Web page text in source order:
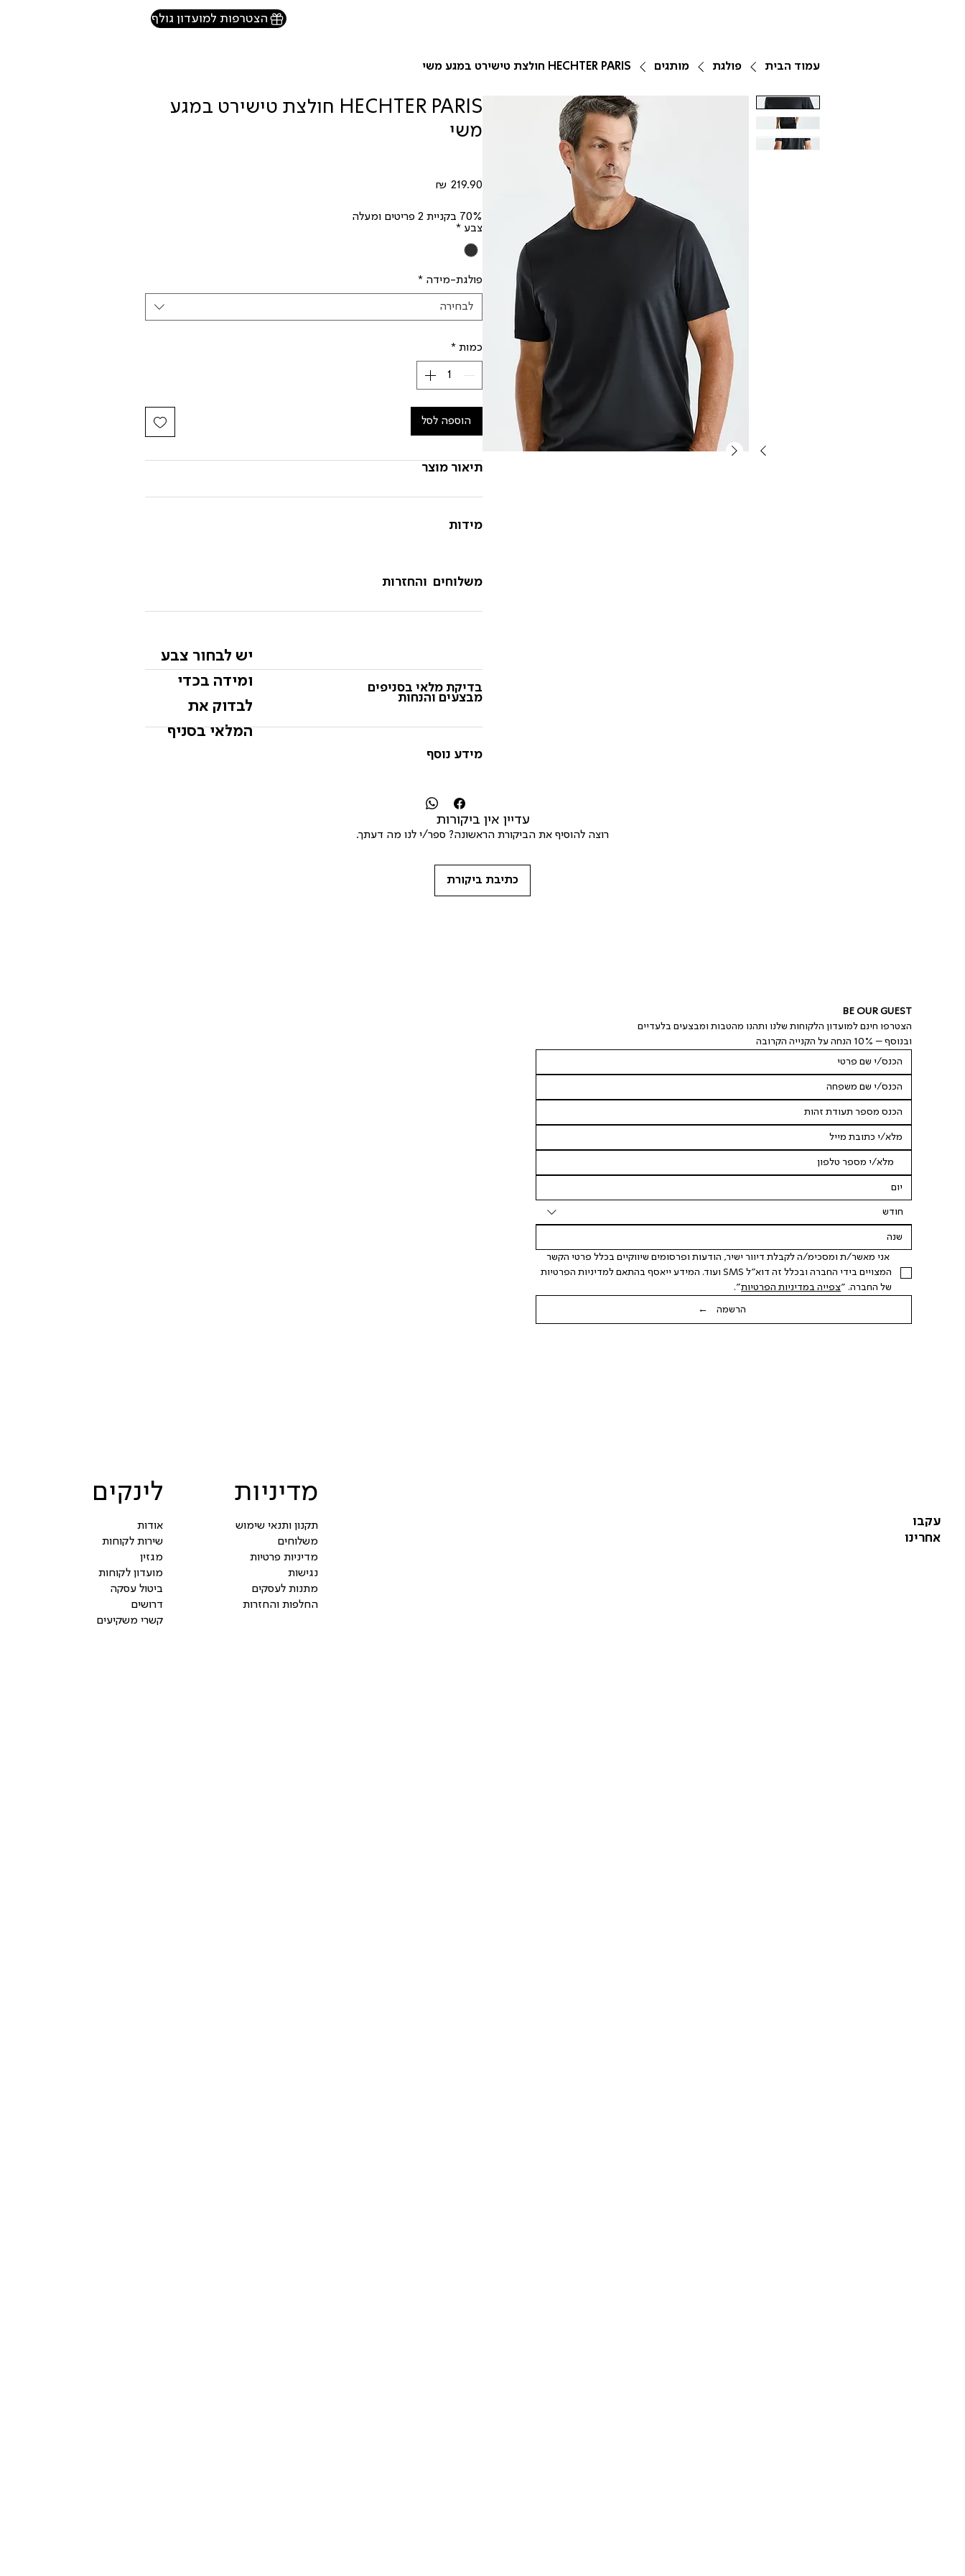
הצטרפות למועדון גולף
עמוד הבית פולגת מותגים HECHTER PARIS חולצת טישירט במגע משי
HECHTER PARIS חולצת טישירט במגע
משי
70% בקניית 2 פריטים ומעלה
צבע *
פולגת-מידה *
לבחירה
כמות *
הוספה לסל
תיאור מוצר
מידות
משלוחים והחזרות
יש לבחור צבע
ומידה בכדי
לבדוק את
המלאי בסניף
בדיקת מלאי בסניפים
מבצעים והנחות
מידע נוסף
עדיין אין ביקורות
רוצה להוסיף את הביקורת הראשונה? ספר/י לנו מה דעתך.
כתיבת ביקורת
מדיניות
תקנון ותנאי שימוש
משלוחים
מדיניות פרטיות
נגישות
מתנות לעסקים
החלפות והחזרות
לינקים
אודות
שירות לקוחות
מגזין
מועדון לקוחות
ביטול עסקה
דרושים
קשרי משקיעים
עקבו
אחרינו
BE OUR GUEST
הצטרפו חינם למועדון הלקוחות שלנו ותהנו מהטבות ומבצעים בלעדיים
ובנוסף – 10% הנחה על הקנייה הקרובה
חודש
אני מאשר/ת ומסכימ/ה לקבלת דיוור ישיר, הודעות ופרסומים שיווקיים בכלל פרטי הקשר
המצויים בידי החברה ובכלל זה דוא"ל SMS ועוד. המידע ייאסף בהתאם למדיניות הפרטיות
של החברה. "צפייה במדיניות הפרטיות".
הרשמה ←